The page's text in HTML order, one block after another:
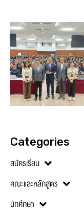
Categories
สมัครเรียน
คณะและหลักสูตร
นักศึกษา